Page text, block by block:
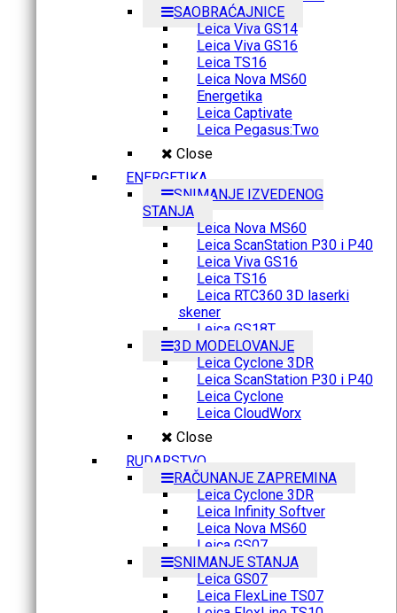
SAOBRAĆAJNICE
Leica Viva GS14
Leica Viva GS16
Leica TS16
Leica Nova MS60
Energetika
Leica Captivate
Leica Pegasus:Two
Close
ENERGETIKA
SNIMANJE IZVEDENOG
STANJA
Leica Nova MS60
Leica ScanStation P30 i P40
Leica Viva GS16
Leica TS16
Leica RTC360 3D laserki
skener
Leica GS18T
3D MODELOVANJE
Leica Cyclone 3DR
Leica ScanStation P30 i P40
Leica Cyclone
Leica CloudWorx
Close
RUDARSTVO
RAČUNANJE ZAPREMINA
Leica Cyclone 3DR
Leica Infinity Softver
Leica Nova MS60
Leica GS07
SNIMANJE STANJA
Leica GS07
Leica FlexLine TS07